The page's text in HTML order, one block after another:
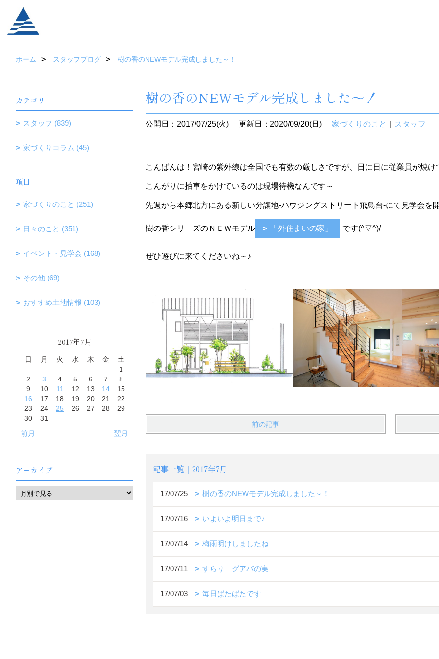
ホーム スタッフブログ 樹の香のNEWモデル完成しました～！
樹の香のNEWモデル完成しました～！
公開日：2017/07/25(火) 更新日：2020/09/20(日) 家づくりのこと スタッフ
こんばんは！宮崎の紫外線は全国でも有数の厳しさですが、日に日に従業員が焼け
こんがりに拍車をかけているのは現場待機なんです～
先週から本郷北方にある新しい分譲地-ハウジングストリート飛鳥台-にて見学会を
樹の香シリーズのＮＥＷモデル 「外住まいの家」 です(^▽^)/
ぜひ遊びに来てくださいね～♪
前の記事
記事一覧｜2017年7月
17/07/25 樹の香のNEWモデル完成しました～！
17/07/16 いよいよ明日まで♪
17/07/14 梅雨明けしましたね
17/07/11 すらり グアバの実
17/07/03 毎日ばたばたです
カテゴリ
スタッフ (839)
家づくりコラム (45)
項目
家づくりのこと (251)
日々のこと (351)
イベント・見学会 (168)
その他 (69)
おすすめ土地情報 (103)
2017年7月
日 月 火 水 木 金
土
1
2
3 4 5 6 7
8
9
10 11 12 13 14
15
16
17 18 19 20 21
22
23
24 25 26 27 28
29
30
31
前月 翌月
アーカイブ